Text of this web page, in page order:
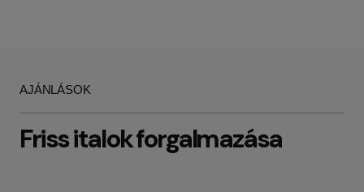
AJÁNLÁSOK
Friss italok forgalmazása